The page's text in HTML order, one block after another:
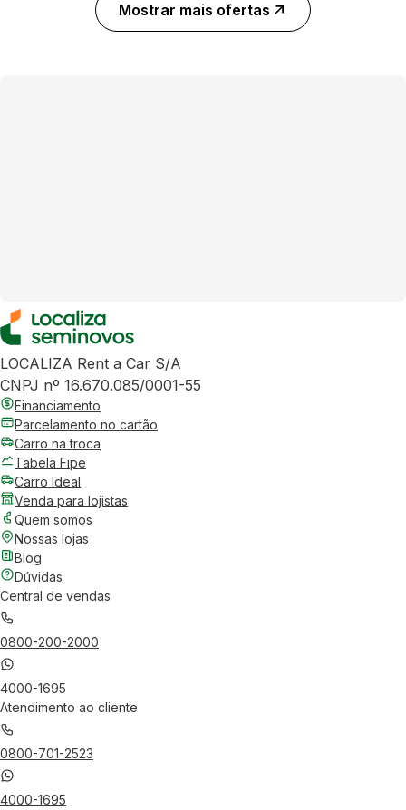
Mostrar mais ofertas
LOCALIZA Rent a Car S/A
CNPJ nº 16.670.085/0001-55
Financiamento
Parcelamento no cartão
Carro na troca
Tabela Fipe
Carro Ideal
Venda para lojistas
Quem somos
Nossas lojas
Blog
Dúvidas
Central de vendas
0800-200-2000
4000-1695
Atendimento ao cliente
0800-701-2523
4000-1695